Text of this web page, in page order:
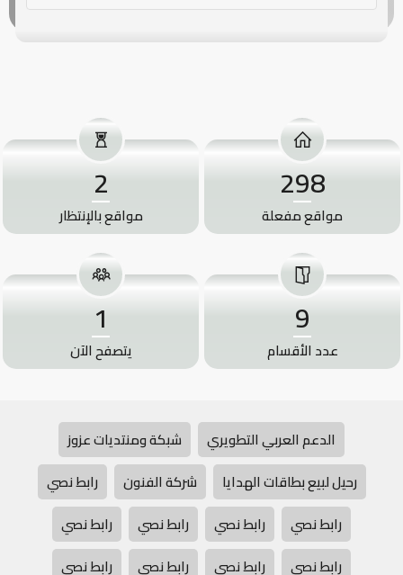
298
مواقع مفعلة
2
مواقع بالإنتظار
9
عدد الأقسام
1
يتصفح الآن
الدعم العربي التطويري
شبكة ومنتديات عزوز
رحيل لبيع بطاقات الهدايا
شركة الفنون
رابط نصي
رابط نصي
رابط نصي رابط نصي
رابط نصي
رابط نصي
رابط نصي رابط نصي رابط نصي